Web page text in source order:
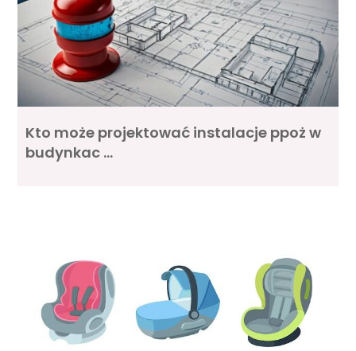
Kto może projektować instalacje ppoż w
budynkac …